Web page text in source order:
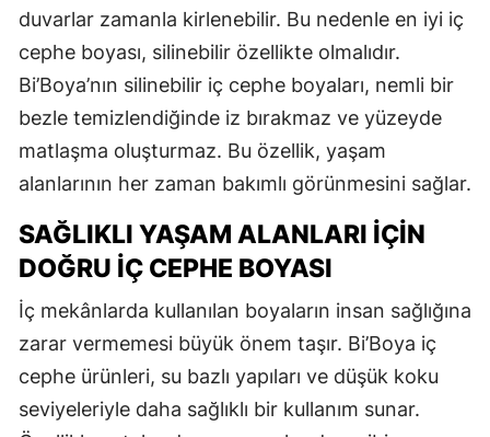
duvarlar zamanla kirlenebilir. Bu nedenle en iyi iç
cephe boyası, silinebilir özellikte olmalıdır.
Bi’Boya’nın silinebilir iç cephe boyaları, nemli bir
bezle temizlendiğinde iz bırakmaz ve yüzeyde
matlaşma oluşturmaz. Bu özellik, yaşam
alanlarının her zaman bakımlı görünmesini sağlar.
SAĞLIKLI YAŞAM ALANLARI İÇIN
DOĞRU İÇ CEPHE BOYASI
İç mekânlarda kullanılan boyaların insan sağlığına
zarar vermemesi büyük önem taşır. Bi’Boya iç
cephe ürünleri, su bazlı yapıları ve düşük koku
seviyeleriyle daha sağlıklı bir kullanım sunar.